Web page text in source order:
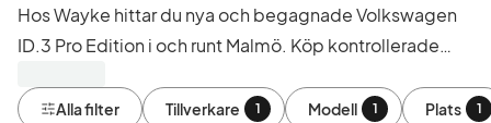
Hos Wayke hittar du nya och begagnade Volkswagen
ID.3 Pro Edition i och runt Malmö. Köp kontrollerade
Alla filter Tillverkare 1 Modell 1 Plats 1